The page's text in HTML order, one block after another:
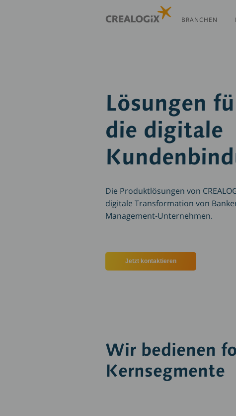
BRANCHEN
Lösungen
die digitale
Die Produktlösungen von
digitale Transformation von
Management-Unternehmen.
Jetzt kontaktieren
Wir bedienen
Kernsegmente